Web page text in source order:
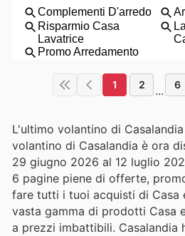
1 2 ... 6
L'ultimo volantino di
volantino di Casalandia è ora
29 giugno 2026 al 12 luglio
6 pagine piene di offerte,
fare tutti i tuoi acquisti di Casa
vasta gamma di prodotti Casa
a prezzi imbattibili. Casalandia